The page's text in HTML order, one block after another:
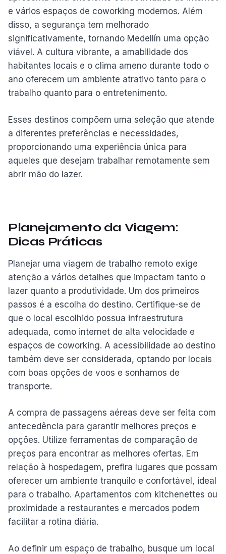
e vários espaços de coworking modernos. Além
disso, a segurança tem melhorado
significativamente, tornando Medellín uma opção
viável. A cultura vibrante, a amabilidade dos
habitantes locais e o clima ameno durante todo o
ano oferecem um ambiente atrativo tanto para o
trabalho quanto para o entretenimento.
Esses destinos compõem uma seleção que atende
a diferentes preferências e necessidades,
proporcionando uma experiência única para
aqueles que desejam trabalhar remotamente sem
abrir mão do lazer.
Planejamento da Viagem:
Dicas Práticas
Planejar uma viagem de trabalho remoto exige
atenção a vários detalhes que impactam tanto o
lazer quanto a produtividade. Um dos primeiros
passos é a escolha do destino. Certifique-se de
que o local escolhido possua infraestrutura
adequada, como internet de alta velocidade e
espaços de coworking. A acessibilidade ao destino
também deve ser considerada, optando por locais
com boas opções de voos e sonhamos de
transporte.
A compra de passagens aéreas deve ser feita com
antecedência para garantir melhores preços e
opções. Utilize ferramentas de comparação de
preços para encontrar as melhores ofertas. Em
relação à hospedagem, prefira lugares que possam
oferecer um ambiente tranquilo e confortável, ideal
para o trabalho. Apartamentos com kitchenettes ou
proximidade a restaurantes e mercados podem
facilitar a rotina diária.
Ao definir um espaço de trabalho, busque um local